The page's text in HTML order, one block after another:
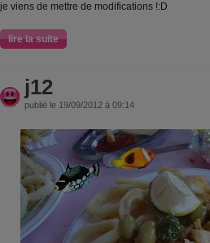
je viens de mettre de modifications !:D
lire la suite
j12
publié le 19/09/2012 à 09:14